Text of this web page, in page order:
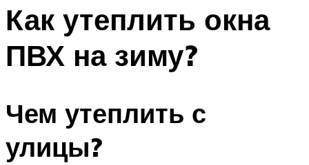
Как утеплить окна
ПВХ на зиму?
Чем утеплить с
улицы?